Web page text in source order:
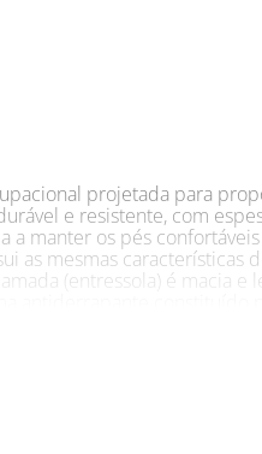
projetada para
e resistente, com
manter os pés
as mesmas características
(entressola) é macia
de micropontos
e resinado com